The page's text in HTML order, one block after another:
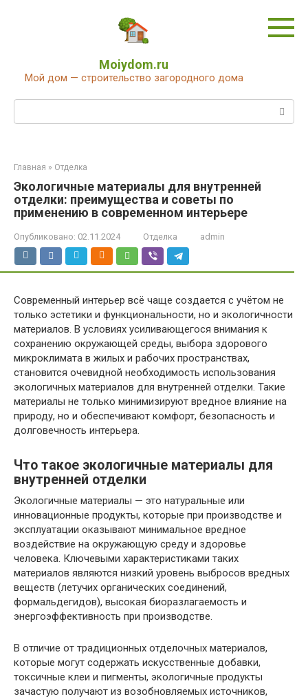
Moiydom.ru
Мой дом — строительство загородного дома
Главная » Отделка
Экологичные материалы для внутренней
отделки: преимущества и советы по
применению в современном интерьере
Опубликовано: 02.11.2024 Отделка admin
Современный интерьер всё чаще создается с учётом не
только эстетики и функциональности, но и экологичности
материалов. В условиях усиливающегося внимания к
сохранению окружающей среды, выбора здорового
микроклимата в жилых и рабочих пространствах,
становится очевидной необходимость использования
экологичных материалов для внутренней отделки. Такие
материалы не только минимизируют вредное влияние на
природу, но и обеспечивают комфорт, безопасность и
долговечность интерьера.
Что такое экологичные материалы для
внутренней отделки
Экологичные материалы — это натуральные или
инновационные продукты, которые при производстве и
эксплуатации оказывают минимальное вредное
воздействие на окружающую среду и здоровье
человека. Ключевыми характеристиками таких
материалов являются низкий уровень выбросов вредных
веществ (летучих органических соединений,
формальдегидов), высокая биоразлагаемость и
энергоэффективность при производстве.
В отличие от традиционных отделочных материалов,
которые могут содержать искусственные добавки,
токсичные клеи и пигменты, экологичные продукты
зачастую получают из возобновляемых источников,